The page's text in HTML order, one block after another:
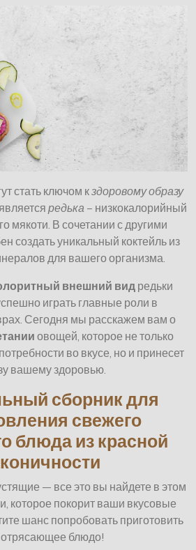
стать ключом кздоровому образу
редька – низкокалорийный
мякоти. В сочетании с другими
создать уникальный коктейль из
для вашего организма.
внешний вид редьки
играть главные роли в
Сегодня мы расскажем вам о
овощей, которое не только
во вкусе, но и принесет
вашему здоровью.
сборник для
свежего
блюда из красной
— все это вы найдете в этом
которое покорит ваши вкусовые
шанс попробовать приготовить
блюдо!